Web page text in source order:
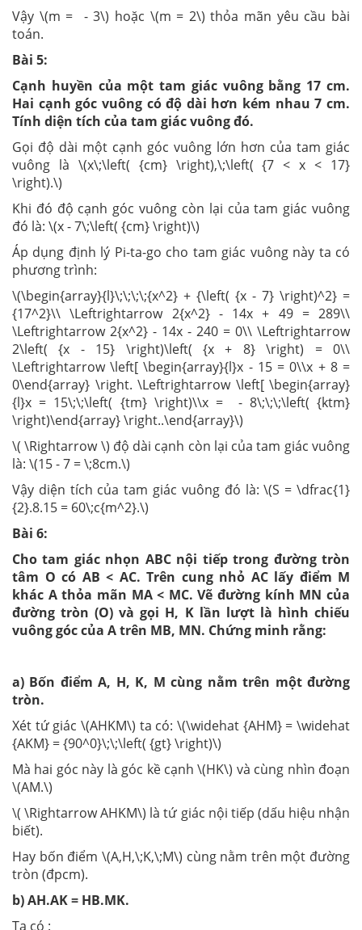
Vậy \(m = - 3\) hoặc \(m = 2\) thỏa mãn yêu cầu bài
toán.
Bài 5:
Cạnh huyền của một tam giác vuông bằng 17 cm.
Hai cạnh góc vuông có độ dài hơn kém nhau 7 cm.
Tính diện tích của tam giác vuông đó.
Gọi độ dài một cạnh góc vuông lớn hơn của tam giác
vuông là \(x\;\left( {cm} \right),\;\left( {7 < x < 17}
\right).\)
Khi đó độ cạnh góc vuông còn lại của tam giác vuông
đó là: \(x - 7\;\left( {cm} \right)\)
Áp dụng định lý Pi-ta-go cho tam giác vuông này ta có
phương trình:
\(\begin{array}{l}\;\;\;\;{x^2} + {\left( {x - 7} \right)^2} =
{17^2}\\ \Leftrightarrow 2{x^2} - 14x + 49 = 289\\
\Leftrightarrow 2{x^2} - 14x - 240 = 0\\ \Leftrightarrow
2\left( {x - 15} \right)\left( {x + 8} \right) = 0\\
\Leftrightarrow \left[ \begin{array}{l}x - 15 = 0\\x + 8 =
0\end{array} \right. \Leftrightarrow \left[ \begin{array}
{l}x = 15\;\;\left( {tm} \right)\\x = - 8\;\;\;\left( {ktm}
\right)\end{array} \right..\end{array}\)
\( \Rightarrow \) độ dài cạnh còn lại của tam giác vuông
là: \(15 - 7 = \;8cm.\)
Vậy diện tích của tam giác vuông đó là: \(S = \dfrac{1}
{2}.8.15 = 60\;c{m^2}.\)
Bài 6:
Cho tam giác nhọn ABC nội tiếp trong đường tròn
tâm O có AB < AC. Trên cung nhỏ AC lấy điểm M
khác A thỏa mãn MA < MC. Vẽ đường kính MN của
đường tròn (O) và gọi H, K lần lượt là hình chiếu
vuông góc của A trên MB, MN. Chứng minh rằng:
a) Bốn điểm A, H, K, M cùng nằm trên một đường
tròn.
Xét tứ giác \(AHKM\) ta có: \(\widehat {AHM} = \widehat
{AKM} = {90^0}\;\;\left( {gt} \right)\)
Mà hai góc này là góc kề cạnh \(HK\) và cùng nhìn đoạn
\(AM.\)
\( \Rightarrow AHKM\) là tứ giác nội tiếp (dấu hiệu nhận
biết).
Hay bốn điểm \(A,H,\;K,\;M\) cùng nằm trên một đường
tròn (đpcm).
b) AH.AK = HB.MK.
Ta có :